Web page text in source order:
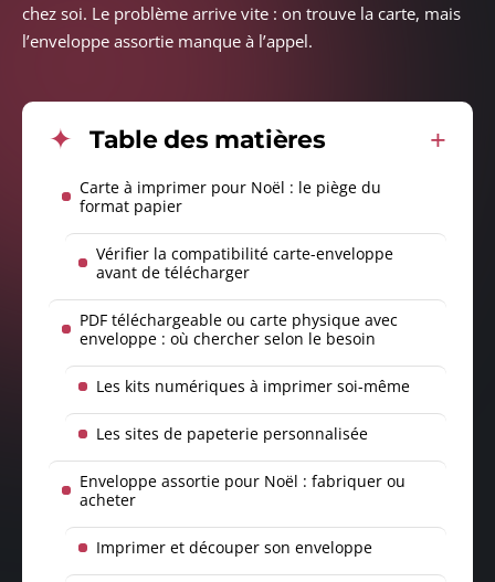
chez soi. Le problème arrive vite : on trouve la carte, mais
l’enveloppe assortie manque à l’appel.
Table des matières
Carte à imprimer pour Noël : le piège du
format papier
Vérifier la compatibilité carte-enveloppe
avant de télécharger
PDF téléchargeable ou carte physique avec
enveloppe : où chercher selon le besoin
Les kits numériques à imprimer soi-même
Les sites de papeterie personnalisée
Enveloppe assortie pour Noël : fabriquer ou
acheter
Imprimer et découper son enveloppe